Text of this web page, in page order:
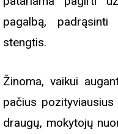
pagalbą,
stengtis.
Žinoma, vaikui
pačius
draugų, mokytojų